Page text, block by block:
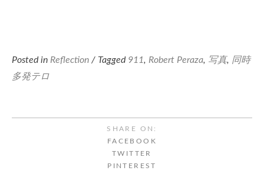
Posted in Reflection / Tagged 911, Robert Peraza, 写真, 同時
多発テロ
SHARE ON:
FACEBOOK
TWITTER
PINTEREST